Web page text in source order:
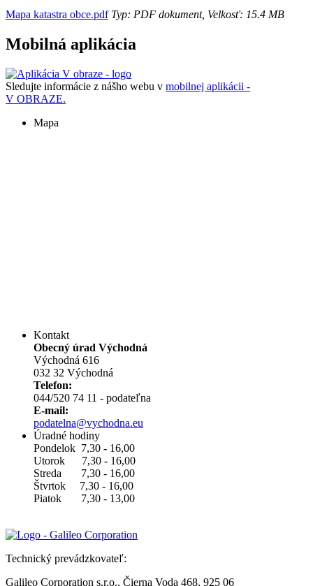
Mapa katastra obce.pdfTyp: PDF dokument, Velkosť: 15.4 MB
Mobilná aplikácia
Sledujte informácie z nášho webu v mobilnej aplikácii -
V OBRAZE.
Mapa
Kontakt
Obecný úrad Východná
Východná 616
032 32 Východná
Telefon:
044/520 74 11 - podateľna
E-mail:
podatelna@vychodna.eu
Úradné hodiny
Pondelok 7,30 - 16,00
Utorok 7,30 - 16,00
Streda 7,30 - 16,00
Štvrtok 7,30 - 16,00
Piatok 7,30 - 13,00
Technický prevádzkovateľ:
Galileo Corporation s.r.o., Čierna Voda 468, 925 06